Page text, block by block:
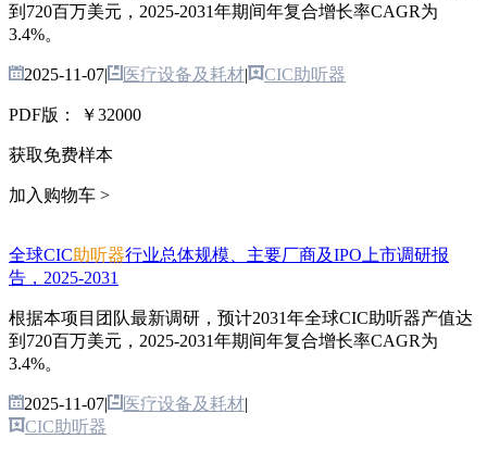
到720百万美元，2025-2031年期间年复合增长率CAGR为
3.4%。
2025-11-07| 医疗设备及耗材| CIC助听器
PDF版： ￥32000
获取免费样本
加入购物车 >
全球CIC助听器行业总体规模、主要厂商及IPO上市调研报
告，2025-2031
根据本项目团队最新调研，预计2031年全球CIC助听器产值达
到720百万美元，2025-2031年期间年复合增长率CAGR为
3.4%。
2025-11-07| 医疗设备及耗材|
CIC助听器